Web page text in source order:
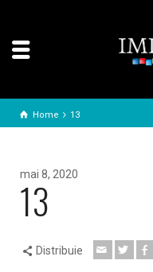
Home 13
mai 8, 2020
13
Distribuie